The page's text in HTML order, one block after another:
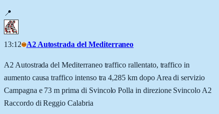
📍
13:12 A2 Autostrada del Mediterraneo
A2 Autostrada del Mediterraneo traffico rallentato, traffico in
aumento causa traffico intenso tra 4,285 km dopo Area di servizio
Campagna e 73 m prima di Svincolo Polla in direzione Svincolo A2
Raccordo di Reggio Calabria